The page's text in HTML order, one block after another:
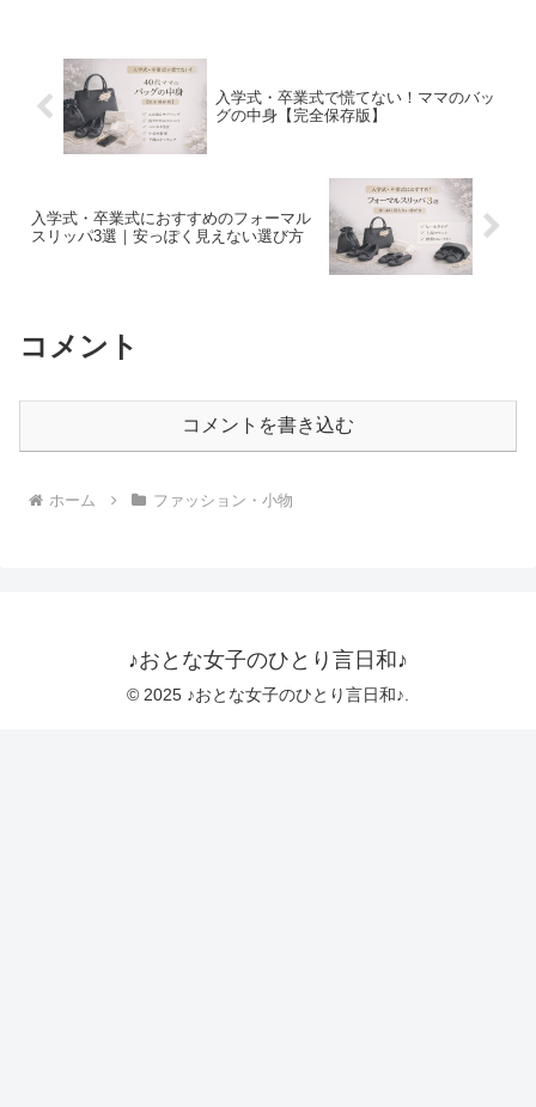
入学式・卒業式で慌てない！ママのバッ
グの中身【完全保存版】
入学式・卒業式におすすめのフォーマル
スリッパ3選｜安っぽく見えない選び方
コメント
コメントを書き込む
ホーム ファッション・小物
♪おとな女子のひとり言日和♪
© 2025 ♪おとな女子のひとり言日和♪.